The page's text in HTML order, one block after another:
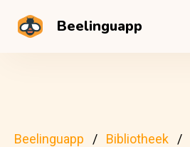
Beelinguapp
Beelinguapp Bibliotheek